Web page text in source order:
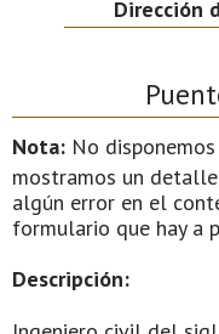
Dirección
Nota: No
mostramos un
algún error en el
formulario que hay a
Descripción: